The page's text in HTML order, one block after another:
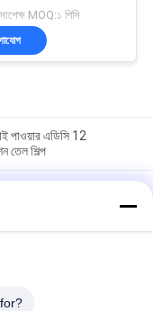
MOQ:১ পিসি
পাওয়ার এডিসি 12
তেল শিল্প
অনুমোদন বিস্ফোরণ